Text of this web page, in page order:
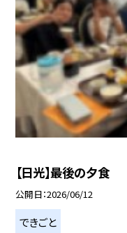
【日光】最後の夕食
公開日 2026/06/12
できごと